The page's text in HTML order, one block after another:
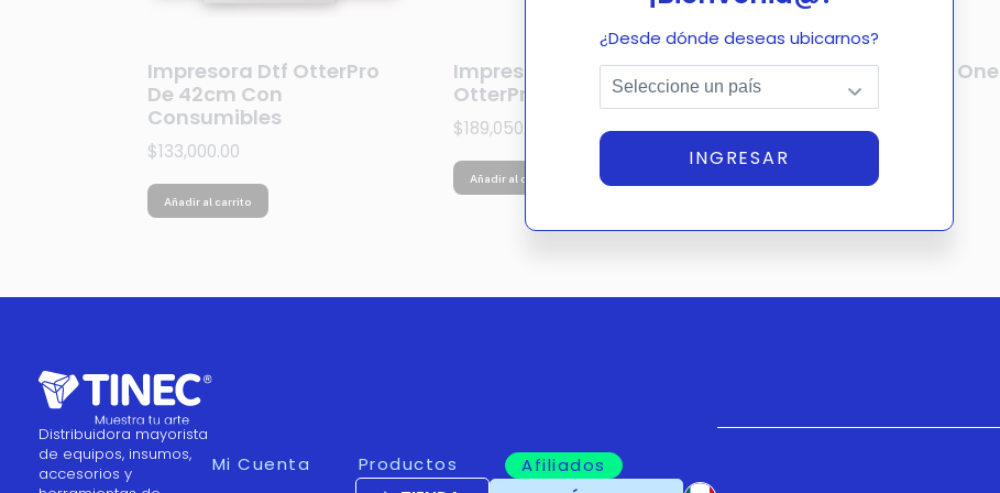
¿Desde dónde deseas ubicarnos?
INGRESAR
Impresora Dtf OtterPro
De 42cm Con
Consumibles
$133,000.00
Añadir al carrito
Impresora Dtf Uv
OtterPro C30
$189,050.00
Añadir al carrito
Impresora Dtf All In One
OtterPro S40
$235,600.00
Distribuidora mayorista
de equipos, insumos,
accesorios y
Mi Cuenta Productos
Afiliados